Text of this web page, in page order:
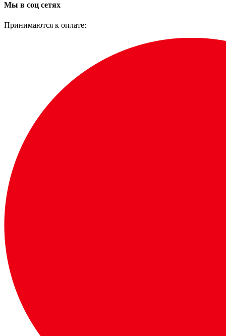
Мы в соц сетях
Принимаются к оплате: